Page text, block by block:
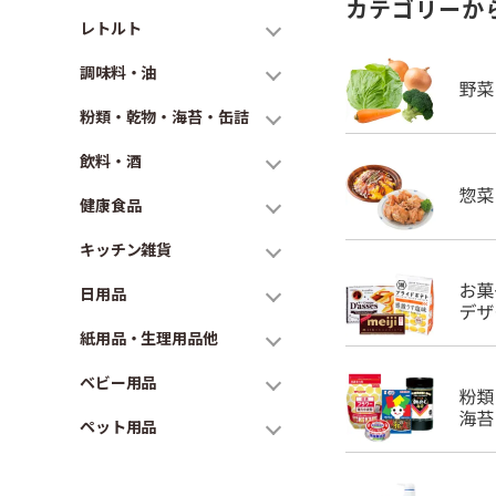
レトルト
調味料・油
粉類・乾物・海苔・缶詰
飲料・酒
健康食品
キッチン雑貨
日用品
紙用品・生理用品他
ベビー用品
ペット用品
カテゴリーか